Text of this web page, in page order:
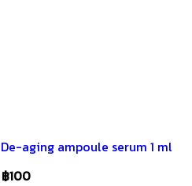
aging ampoule serum 1 ml
฿100